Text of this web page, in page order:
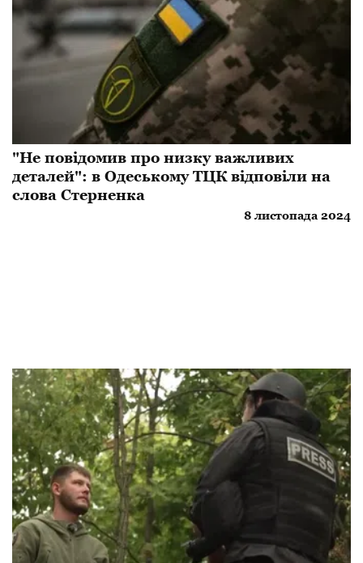
"Не повідомив про низку важливих
деталей": в Одеському ТЦК відповіли на
слова Стерненка
8 листопада 2024